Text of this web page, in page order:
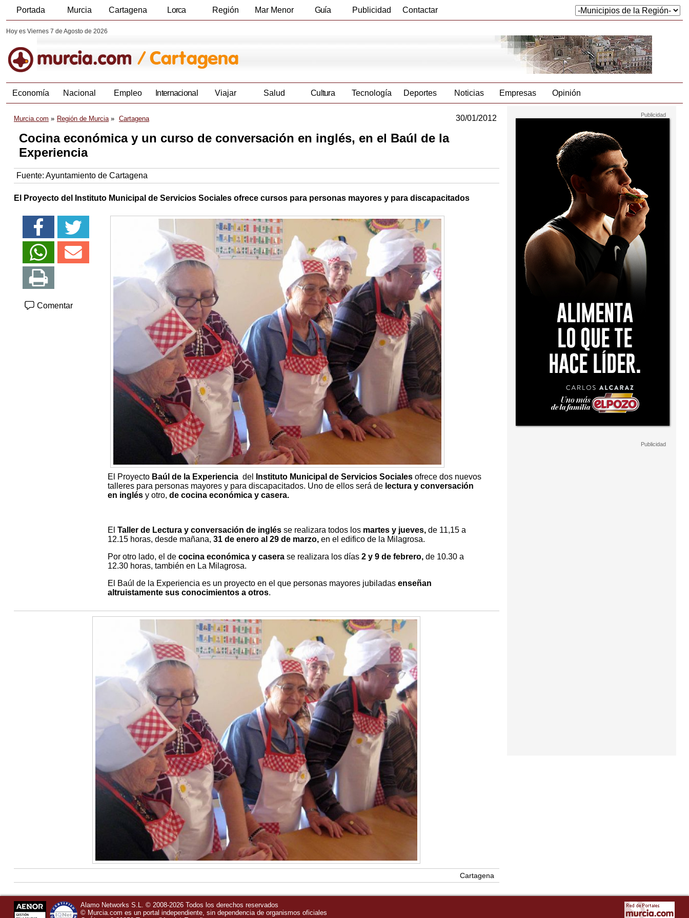
Portada Murcia Cartagena Lorca Región Mar Menor Guía Publicidad Contactar
Hoy es Viernes 7 de Agosto de 2026
Economía Nacional Empleo Internacional Viajar Salud Cultura Tecnología Deportes Noticias Empresas Opinión
Murcia.com Región de Murcia Cartagena 30/01/2012
Cocina económica y un curso de conversación en inglés, en el Baúl de la
Experiencia
Fuente: Ayuntamiento de Cartagena
El Proyecto del Instituto Municipal de Servicios Sociales ofrece cursos para personas mayores y para discapacitados
Comentar
El Proyecto Baúl de la Experiencia del Instituto Municipal de Servicios Socialesofrece dos nuevos
talleres para personas mayores y para discapacitados. Uno de ellos será de lectura y conversación
en inglésy otro, de cocina económica y casera.
El Taller de Lectura y conversación de inglés se realizara todos los martes y jueves, de 11,15 a
12.15 horas, desde mañana, 31 de enero al 29 de marzo, en el edifico de la Milagrosa.
Por otro lado, el de cocina económica y casera se realizara los días 2 y 9 de febrero, de 10.30 a
12.30 horas, también en La Milagrosa.
El Baúl de la Experiencia es un proyecto en el que personas mayores jubiladas enseñan
altruistamente sus conocimientos a otros.
Cartagena
Alamo Networks S.L. © 2008-2026 Todos los derechos reservados
© Murcia.com es un portal independiente, sin dependencia de organismos oficiales